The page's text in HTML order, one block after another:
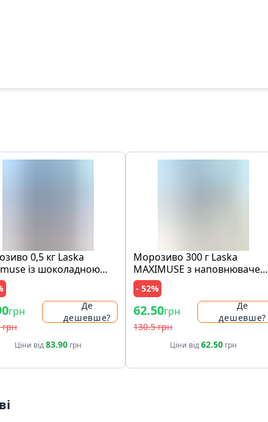
0,5 кг Laska
із шоколадною
та шматочками
грн
грн
Де
дешевше?
Ціни від83.90грн
Морозиво 300 г Laska
MAXIMUSE з наповнювачем
"лимон і медова карамель"
та з крихтами печива карт/
ст
- 52%
62.50грн
130.5 грн
Де
дешевше?
Ціни від62.50грн